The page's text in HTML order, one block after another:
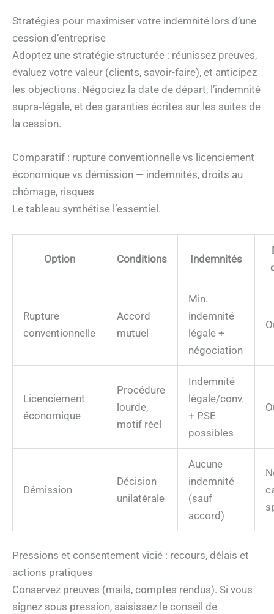
Stratégies pour maximiser votre indemnité lors d’une
cession d’entreprise
Adoptez une stratégie structurée : réunissez preuves,
évaluez votre valeur (clients, savoir-faire), et anticipez
les objections. Négociez la date de départ, l’indemnité
supra‑légale, et des garanties écrites sur les suites de
la cession.
Comparatif : rupture conventionnelle vs licenciement
économique vs démission — indemnités, droits au
chômage, risques
Le tableau synthétise l’essentiel.
Option Conditions Indemnités
Rupture
conventionnelle
Accord
mutuel
Min.
indemnité
légale +
négociation
Licenciement
économique
Procédure
lourde,
motif réel
Indemnité
légale/conv.
+ PSE
possibles
Démission
Décision
unilatérale
Aucune
indemnité
(sauf
accord)
Pressions et consentement vicié : recours, délais et
actions pratiques
Conservez preuves (mails, comptes rendus). Si vous
signez sous pression, saisissez le conseil de